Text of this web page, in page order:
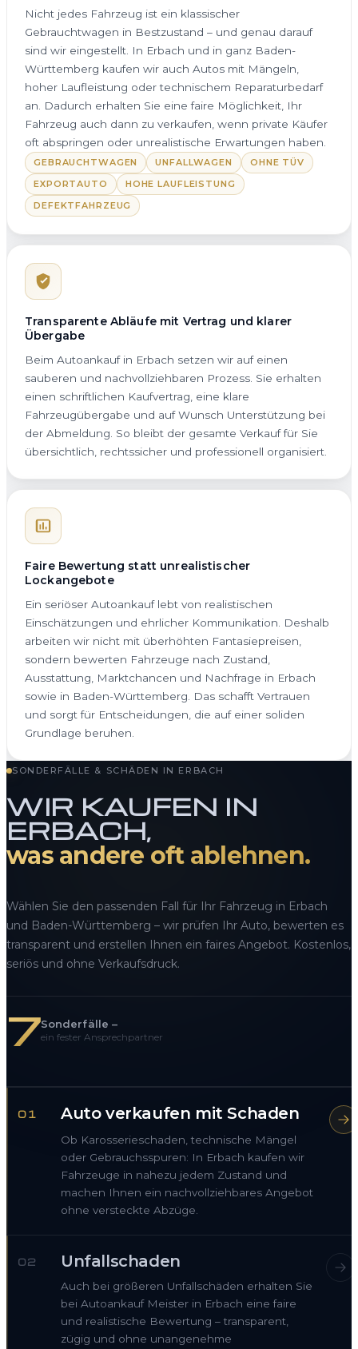
Nicht jedes Fahrzeug ist ein klassischer
Gebrauchtwagen in Bestzustand – und genau darauf
sind wir eingestellt. In Erbach und in ganz Baden-
Württemberg kaufen wir auch Autos mit Mängeln,
hoher Laufleistung oder technischem Reparaturbedarf
an. Dadurch erhalten Sie eine faire Möglichkeit, Ihr
Fahrzeug auch dann zu verkaufen, wenn private Käufer
oft abspringen oder unrealistische Erwartungen haben.
GEBRAUCHTWAGEN UNFALLWAGEN
OHNE TÜV
EXPORTAUTO
HOHE LAUFLEISTUNG
DEFEKTFAHRZEUG
Transparente Abläufe mit Vertrag und klarer
Übergabe
Beim Autoankauf in Erbach setzen wir auf einen
sauberen und nachvollziehbaren Prozess. Sie erhalten
einen schriftlichen Kaufvertrag, eine klare
Fahrzeugübergabe und auf Wunsch Unterstützung bei
der Abmeldung. So bleibt der gesamte Verkauf für Sie
übersichtlich, rechtssicher und professionell organisiert.
Faire Bewertung statt unrealistischer
Lockangebote
Ein seriöser Autoankauf lebt von realistischen
Einschätzungen und ehrlicher Kommunikation. Deshalb
arbeiten wir nicht mit überhöhten Fantasiepreisen,
sondern bewerten Fahrzeuge nach Zustand,
Ausstattung, Marktchancen und Nachfrage in Erbach
sowie in Baden-Württemberg. Das schafft Vertrauen
und sorgt für Entscheidungen, die auf einer soliden
Grundlage beruhen.
SONDERFÄLLE & SCHÄDEN IN ERBACH
WIR KAUFEN IN
ERBACH,
was andere oft ablehnen.
Wählen Sie den passenden Fall für Ihr Fahrzeug in Erbach
und Baden-Württemberg – wir prüfen Ihr Auto, bewerten es
transparent und erstellen Ihnen ein faires Angebot. Kostenlos,
seriös und ohne Verkaufsdruck.
7Sonderfälle –
ein fester Ansprechpartner
01 Auto verkaufen mit Schaden
Ob Karosserieschaden, technische Mängel
oder Gebrauchsspuren: In Erbach kaufen wir
Fahrzeuge in nahezu jedem Zustand und
machen Ihnen ein nachvollziehbares Angebot
ohne versteckte Abzüge.
02 Unfallschaden
Auch bei größeren Unfallschäden erhalten Sie
bei Autoankauf Meister in Erbach eine faire
und realistische Bewertung – transparent,
zügig und ohne unangenehme